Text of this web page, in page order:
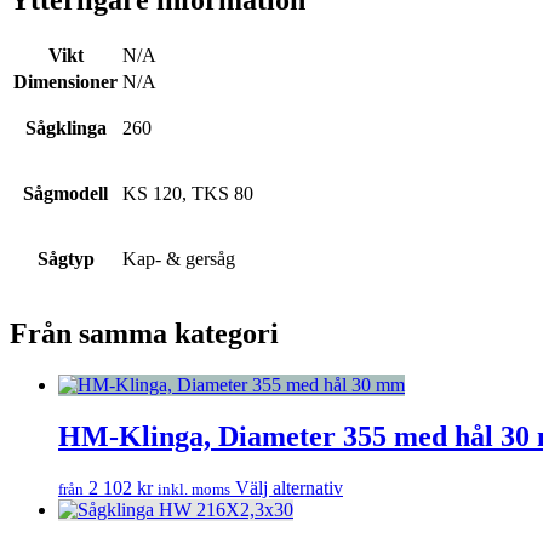
Vikt
N/A
Dimensioner N/A
Sågklinga 260
Sågmodell KS 120, TKS 80
Sågtyp Kap- & gersåg
Från samma kategori
HM-Klinga, Diameter 355 med hål 30
från 2 102 kr inkl. moms Välj alternativDen